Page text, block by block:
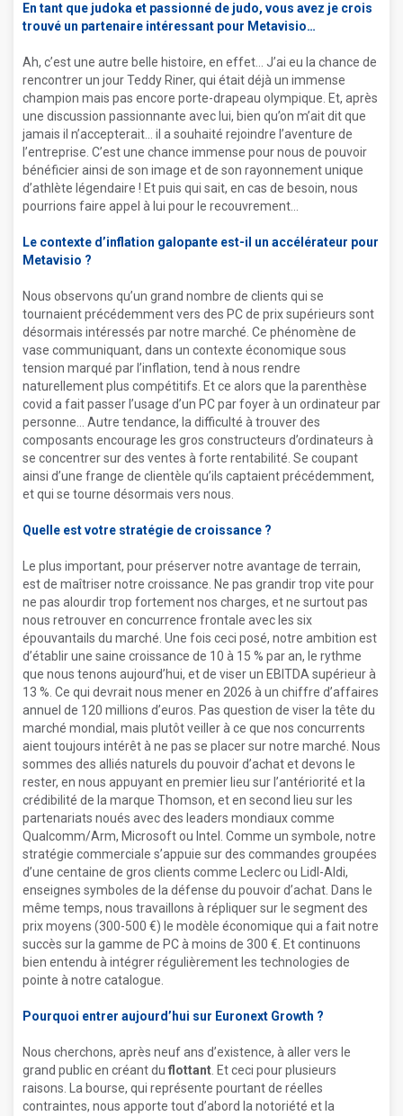
En tant que judoka et passionné de judo, vous avez je crois
trouvé un partenaire intéressant pour Metavisio
Ah, c’est une autre belle histoire, en effet… J’ai eu la chance de
rencontrer un jour Teddy Riner, qui était déjà un immense
champion mais pas encore porte-drapeau olympique. Et, après
une discussion passionnante avec lui, bien qu’on m’ait dit que
jamais il n’accepterait… il a souhaité rejoindre l’aventure de
l’entreprise. C’est une chance immense pour nous de pouvoir
bénéficier ainsi de son image et de son rayonnement unique
d’athlète légendaire ! Et puis qui sait, en cas de besoin, nous
pourrions faire appel à lui pour le recouvrement
Le contexte d’inflation galopante est-il un accélérateur pour
Metavisio ?
Nous observons qu’un grand nombre de clients qui se
tournaient précédemment vers des PC de prix supérieurs sont
désormais intéressés par notre marché. Ce phénomène de
vase communiquant, dans un contexte économique sous
tension marqué par l’inflation, tend à nous rendre
naturellement plus compétitifs. Et ce alors que la parenthèse
covid a fait passer l’usage d’un PC par foyer à un ordinateur par
personne… Autre tendance, la difficulté à trouver des
composants encourage les gros constructeurs d’ordinateurs à
se concentrer sur des ventes à forte rentabilité. Se coupant
ainsi d’une frange de clientèle qu’ils captaient précédemment,
et qui se tourne désormais vers nous.
Quelle est votre stratégie de croissance ?
Le plus important, pour préserver notre avantage de terrain,
est de maîtriser notre croissance. Ne pas grandir trop vite pour
ne pas alourdir trop fortement nos charges, et ne surtout pas
nous retrouver en concurrence frontale avec les six
épouvantails du marché. Une fois ceci posé, notre ambition est
d’établir une saine croissance de 10 à 15 % par an, le rythme
que nous tenons aujourd’hui, et de viser un EBITDA supérieur à
13 %. Ce qui devrait nous mener en 2026 à un chiffre d’affaires
annuel de 120 millions d’euros. Pas question de viser la tête du
marché mondial, mais plutôt veiller à ce que nos concurrents
aient toujours intérêt à ne pas se placer sur notre marché. Nous
sommes des alliés naturels du pouvoir d’achat et devons le
rester, en nous appuyant en premier lieu sur l’antériorité et la
crédibilité de la marque Thomson, et en second lieu sur les
partenariats noués avec des leaders mondiaux comme
Qualcomm/Arm, Microsoft ou Intel. Comme un symbole, notre
stratégie commerciale s’appuie sur des commandes groupées
d’une centaine de gros clients comme Leclerc ou Lidl-Aldi,
enseignes symboles de la défense du pouvoir d’achat. Dans le
même temps, nous travaillons à répliquer sur le segment des
prix moyens (300-500 €) le modèle économique qui a fait notre
succès sur la gamme de PC à moins de 300 €. Et continuons
bien entendu à intégrer régulièrement les technologies de
pointe à notre catalogue.
Pourquoi entrer aujourd’hui sur Euronext Growth ?
Nous cherchons, après neuf ans d’existence, à aller vers le
grand public en créant du flottant . Et ceci pour plusieurs
raisons. La bourse, qui représente pourtant de réelles
contraintes, nous apporte tout d’abord la notoriété et la